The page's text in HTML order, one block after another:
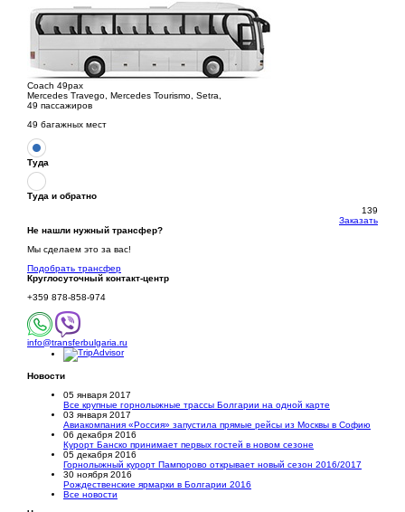
Coach 49pax
Mercedes Travego, Mercedes Tourismo, Setra,
49 пассажиров
49 багажных мест
Туда
Туда и обратно
139
Заказать
Не нашли нужный трансфер?
Мы сделаем это за вас!
Подобрать трансфер
Круглосуточный контакт-центр
+359 878-858-974
info@transferbulgaria.ru
Новости
05 января 2017
Все крупные горнолыжные трассы Болгарии на одной карте
03 января 2017
Авиакомпания «Россия» запустила прямые рейсы из Москвы в Софию
06 декабря 2016
Курорт Банско принимает первых гостей в новом сезоне
05 декабря 2016
Горнолыжный курорт Пампорово открывает новый сезон 2016/2017
30 ноября 2016
Рождественские ярмарки в Болгарии 2016
Все новости